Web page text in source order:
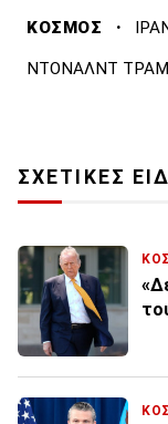
ΚΟΣΜΟΣ ·
ΝΤΟΝΑΛΝΤ
ΣΧΕΤΙΚΕΣ